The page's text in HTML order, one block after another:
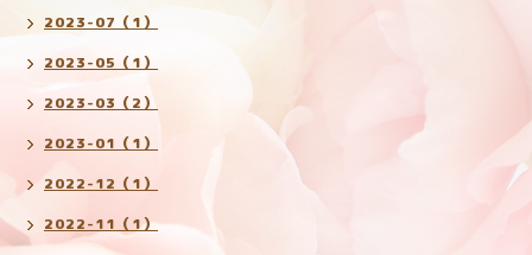
2023-07（1）
2023-05（1）
2023-03（2）
2023-01（1）
2022-12（1）
2022-11（1）